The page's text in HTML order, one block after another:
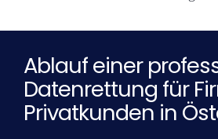
Ablauf einer
Datenrettung für
Privatkunden in